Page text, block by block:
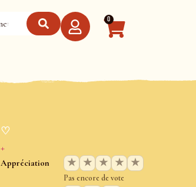
0
♡
+
Appréciation ★ ★ ★ ★ ★
Pas encore de vote